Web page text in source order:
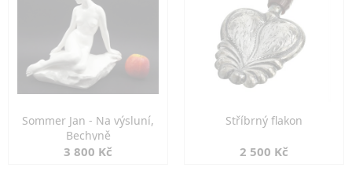
Sommer Jan - Na výsluní,
Bechyně
3 800 Kč
Stříbrný flakon
2 500 Kč